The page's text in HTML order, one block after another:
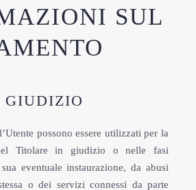
SUL
GIUDIZIO
possono essere utilizzati per la
Titolare in giudizio o nelle fasi
eventuale instaurazione, da abusi
o dei servizi connessi da parte